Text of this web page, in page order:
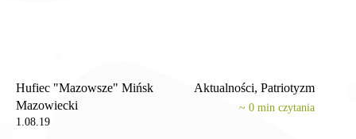
Hufiec "Mazowsze" Mińsk
Mazowiecki
1.08.19
Aktualności, Patriotyzm
~ 0 min czytania